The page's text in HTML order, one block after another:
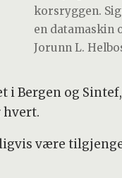
korsryggen.
en datamaskin
Jorunn L.
Bergen og
være